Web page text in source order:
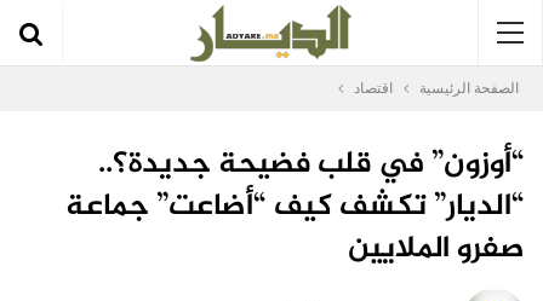
الصفحة الرئيسية اقتصاد
“أوزون” في قلب فضيحة جديدة؟..
“الديار” تكشف كيف “أضاعت” جماعة
صفرو الملايين